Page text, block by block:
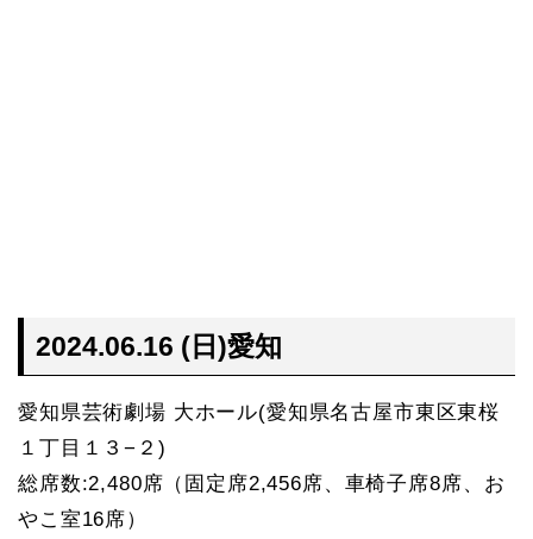
2024.06.16 (日)愛知
愛知県芸術劇場 大ホール(愛知県名古屋市東区東桜
１丁目１３−２)
総席数:2,480席（固定席2,456席、車椅子席8席、お
やこ室16席）